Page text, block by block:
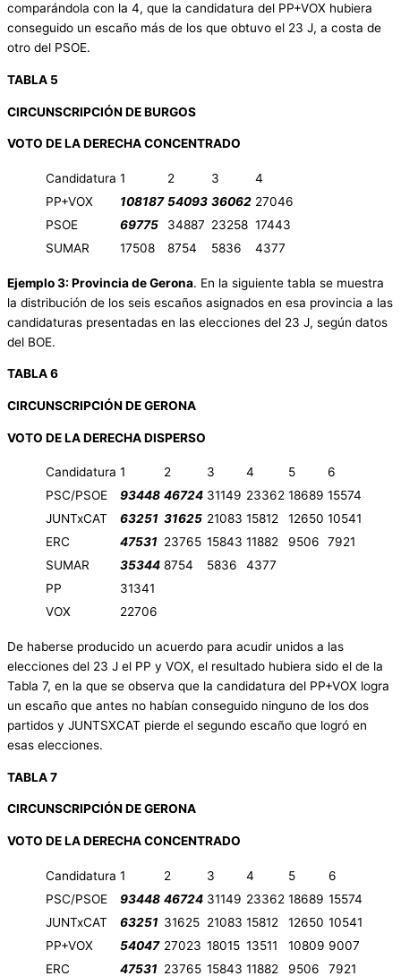
comparándola con la 4, que la candidatura del PP+VOX hubiera
conseguido un escaño más de los que obtuvo el 23 J, a costa de
otro del PSOE.
TABLA 5
CIRCUNSCRIPCIÓN DE BURGOS
VOTO DE LA DERECHA CONCENTRADO
Candidatura 1 2 3
4
PP+VOX
108187 54093 36062 27046
PSOE
69775 34887 23258 17443
SUMAR
17508 8754 5836 4377
Ejemplo 3: Provincia de Gerona. En la siguiente tabla se muestra
la distribución de los seis escaños asignados en esa provincia a las
candidaturas presentadas en las elecciones del 23 J, según datos
del BOE.
TABLA 6
CIRCUNSCRIPCIÓN DE GERONA
VOTO DE LA DERECHA DISPERSO
Candidatura 1 2 3 4 5
6
PSC/PSOE
93448 46724 31149 23362 18689 15574
JUNTxCAT
63251 31625 21083 15812 12650 10541
ERC
47531 23765 15843 11882 9506
7921
SUMAR
35344 8754 5836
4377
PP
31341
VOX
22706
De haberse producido un acuerdo para acudir unidos a las
elecciones del 23 J el PP y VOX, el resultado hubiera sido el de la
Tabla 7, en la que se observa que la candidatura del PP+VOX logra
un escaño que antes no habían conseguido ninguno de los dos
partidos y JUNTSXCAT pierde el segundo escaño que logró en
esas elecciones.
TABLA 7
CIRCUNSCRIPCIÓN DE GERONA
VOTO DE LA DERECHA CONCENTRADO
Candidatura 1 2 3 4 5
6
PSC/PSOE
93448 46724 31149 23362 18689 15574
JUNTxCAT
63251 31625 21083 15812 12650 10541
PP+VOX
54047 27023 18015 13511 10809 9007
ERC
47531 23765 15843 11882 9506 7921